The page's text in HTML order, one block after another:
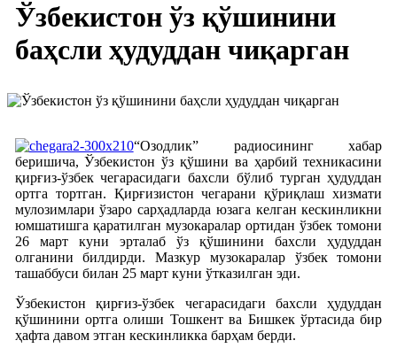
Ўзбекистон ўз қўшинини
баҳсли ҳудуддан чиқарган
“Озодлик” радиосининг хабар
беришича, Ўзбекистон ўз қўшини ва ҳарбий техникасини
қирғиз-ўзбек чегарасидаги бахсли бўлиб турган ҳудуддан
ортга тортган. Қирғизистон чегарани қўриқлаш хизмати
мулозимлари ўзаро сарҳадларда юзага келган кескинликни
юмшатишга қаратилган музокаралар ортидан ўзбек томони
26 март куни эрталаб ўз қўшинини бахсли ҳудуддан
олганини билдирди. Мазкур музокаралар ўзбек томони
ташаббуси билан 25 март куни ўтказилган эди.
Ўзбекистон қирғиз-ўзбек чегарасидаги бахсли ҳудуддан
қўшинини ортга олиши Тошкент ва Бишкек ўртасида бир
ҳафта давом этган кескинликка барҳам берди.